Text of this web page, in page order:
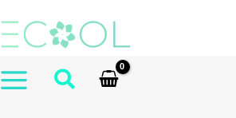
MAIN